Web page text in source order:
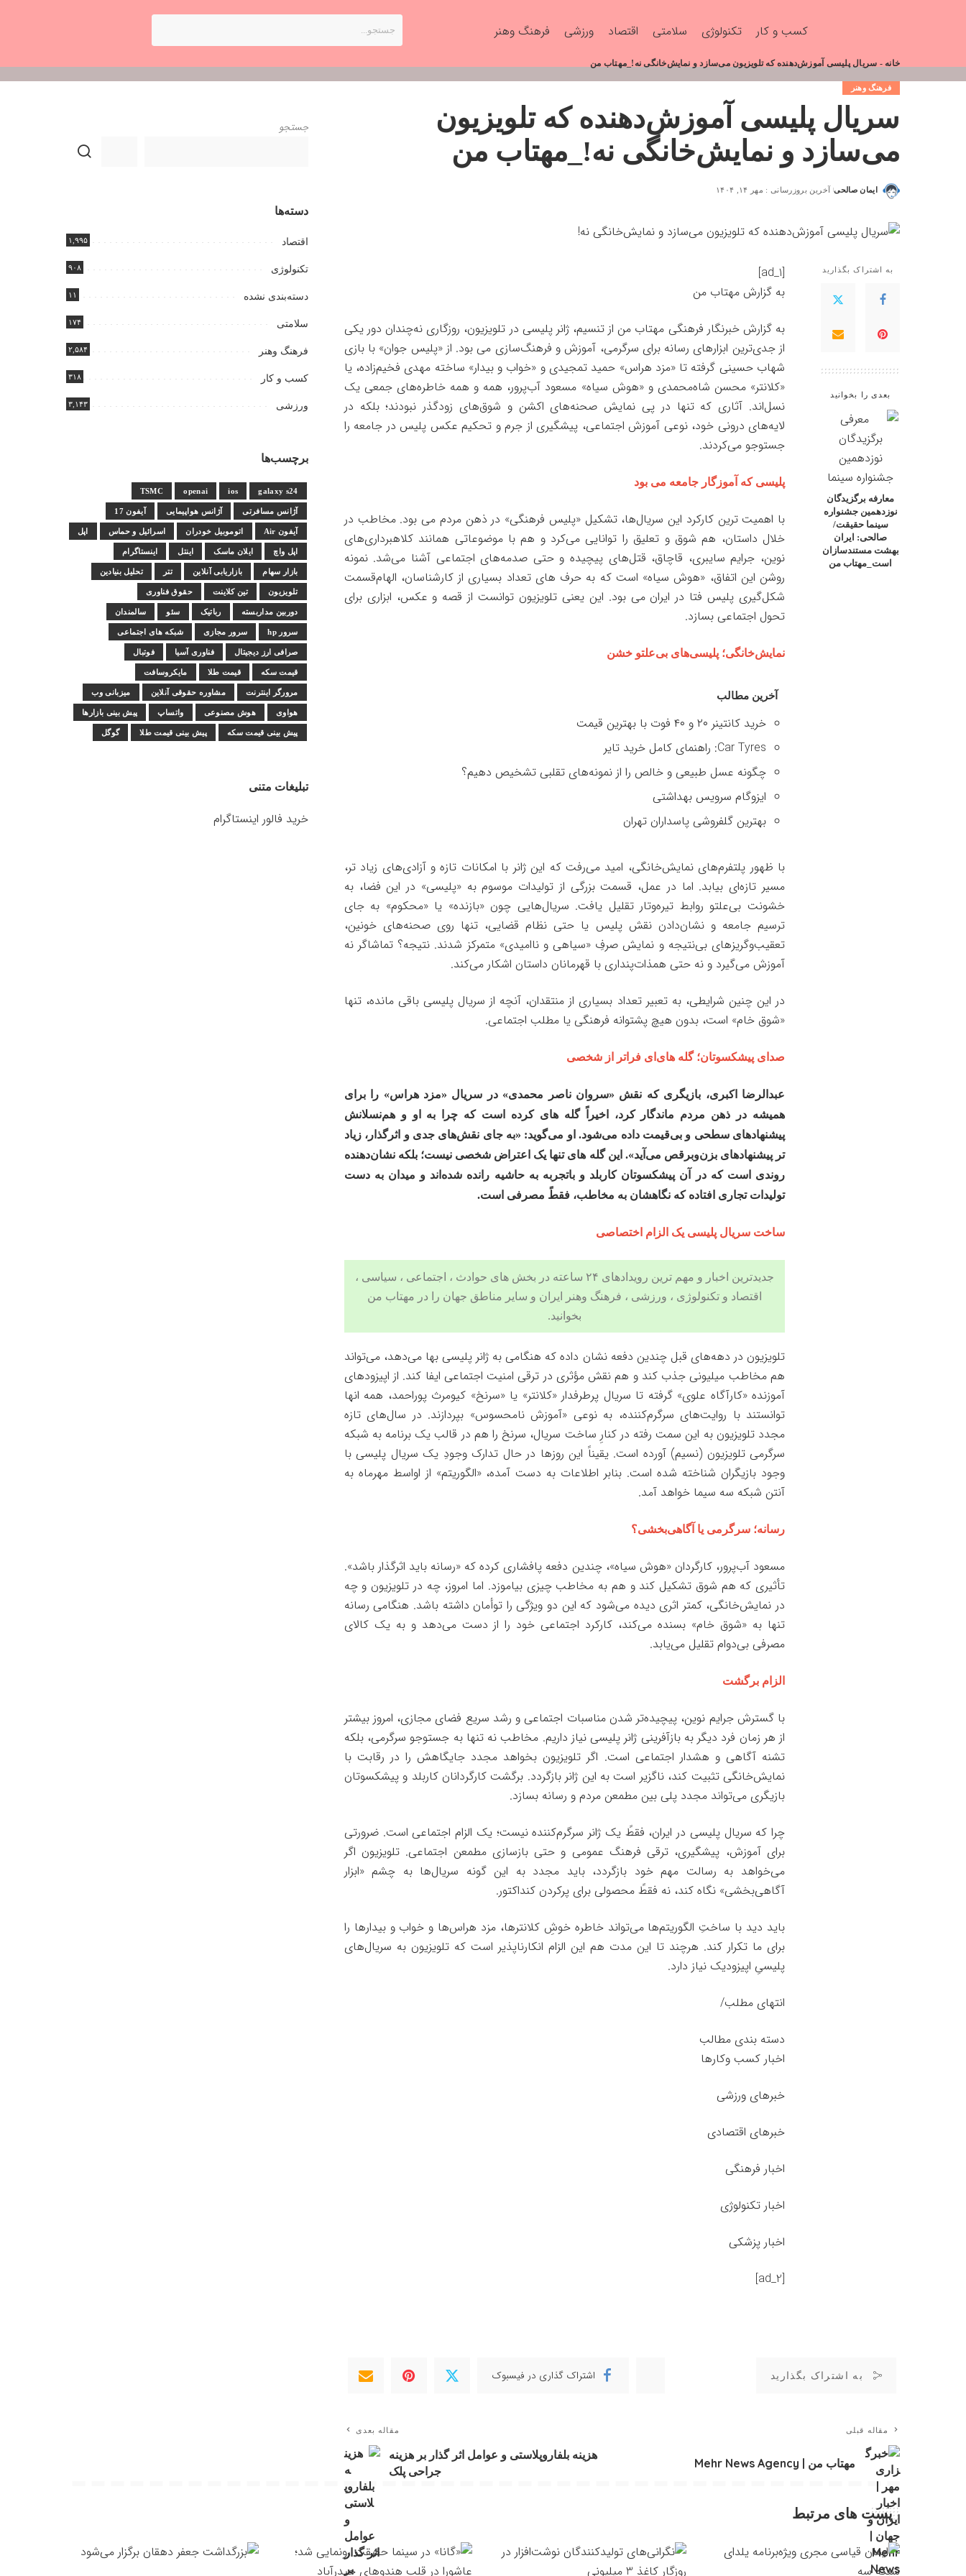
کسب و کار تکنولوژی سلامتی اقتصاد ورزشی فرهنگ وهنر
خانه - سریال پلیسی آموزش‌دهنده که تلویزیون می‌سازد و نمایش‌خانگی نه!_مهتاب من
فرهنگ وهنر
سریال پلیسی آموزش‌دهنده که تلویزیون
می‌سازد و نمایش‌خانگی نه!_مهتاب من
ایمان صالحی آخرین بروزرسانی : مهر ۱۴, ۱۴۰۴
به اشتراک بگذارید
بعدی را بخوانید
معارفه برگزیدگان
نوزدهمین جشنواره
سینما حقیقت/
صالحی: ایران
بهشت مستندسازان
است_مهتاب من
[ad_1]
به گزارش مهتاب من
به گزارش خبرنگار فرهنگی مهتاب مناز تنسیم، ژانر پلیسی در تلویزیون، روزگاری نه‌چندان دور یکی
از جدی‌ترین ابزارهای رسانه برای سرگرمی، آموزش و فرهنگ‌سازی می بود. از «پلیس جوان» با بازی
شهاب حسینی گرفته تا «مزد هراس» حمید تمجیدی و «خواب و بیدار» ساخته مهدی فخیم‌زاده، یا
«کلانتر» محسن شاه‌محمدی و «هوش سیاه» مسعود آب‌پرور، همه و همه خاطره‌های جمعی یک
نسل‌اند. آثاری که تنها در پی نمایش صحنه‌های اکشن و شوق‌های زودگذر نبودند؛ بلکه در
لایه‌های درونی خود، نوعی آموزش اجتماعی، پیشگیری از جرم و تحکیم عکس پلیس در جامعه را
جستوجو می‌کردند.
پلیسی که آموزگار جامعه می بود
با اهمیت ترین کارکرد این سریال‌ها، تشکیل «پلیس فرهنگی» در ذهن مردم می بود. مخاطب در
خلال داستان، هم شوق و تعلیق را توانایی می‌کرد و هم با موضوعاتی همانند کلاهبرداری‌های
نوین، جرایم سایبری، قاچاق، قتل‌های پیچیده و حتی صدمه‌های اجتماعی آشنا می‌شد. نمونه
روشن این اتفاق، «هوش سیاه» است که به حرف های تعداد بسیاری از کارشناسان، الهام‌قسمت
شکل‌گیری پلیس فتا در ایران می بود. این یعنی تلویزیون توانست از قصه و عکس، ابزاری برای
تحول اجتماعی بسازد.
نمایش‌خانگی؛ پلیسی‌های بی‌علتو خشن
آخرین مطالب
خرید کانتینر ۲۰ و ۴۰ فوت با بهترین قیمت
Car Tyres: راهنمای کامل خرید تایر
چگونه عسل طبیعی و خالص را از نمونه‌های تقلبی تشخیص دهیم؟
ایزوگام سرویس بهداشتی
بهترین گلفروشی پاسداران تهران
با ظهور پلتفرم‌های نمایش‌خانگی، امید می‌رفت که این ژانر با امکانات تازه و آزادی‌های زیاد تر،
مسیر تازه‌ای بیابد. اما در عمل، قسمت بزرگی از تولیدات موسوم به «پلیسی» در این فضا، به
خشونت بی‌علتو روابط تیره‌وتار تقلیل یافت. سریال‌هایی چون «بازنده» یا «محکوم» به جای
ترسیم جامعه و نشان‌دادن نقش پلیس یا حتی نظام قضایی، تنها روی صحنه‌های خونین،
تعقیب‌وگریزهای بی‌نتیجه و نمایش صرفِ «سیاهی و ناامیدی» متمرکز شدند. نتیجه؟ تماشاگر نه
آموزش می‌گیرد و نه حتی همذات‌پنداری با قهرمانان داستان اشکار می‌کند.
در این چنین شرایطی، به تعبیر تعداد بسیاری از منتقدان، آنچه از سریال پلیسی باقی مانده، تنها
«شوق خام» است، بدون هیچ پشتوانه فرهنگی یا مطلب اجتماعی.
صدای پیشکسوتان؛ گله های‌ای فراتر از شخصی
عبدالرضا اکبری، بازیگری که نقش «سروان ناصر محمدی» در سریال «مزد هراس» را برای
همیشه در ذهن مردم ماندگار کرد، اخیراً گله های کرده است که چرا به او و هم‌نسلانش
پیشنهادهای سطحی و بی‌قیمت داده می‌شود. او می‌گوید: «به جای نقش‌های جدی و اثرگذار، زیاد
تر پیشنهادهای بزن‌وبرقص می‌آید». این گله های تنها یک اعتراض شخصی نیست؛ بلکه نشان‌دهنده
روندی است که در آن پیشکسوتان کاربلد و باتجربه به حاشیه رانده شده‌اند و میدان به دست
تولیدات تجاری افتاده که نگاهشان به مخاطب، فقطً مصرفی است.
ساخت سریال پلیسی یک الزام اختصاصی
جدیدترین اخبار و مهم ترین رویدادهای ۲۴ ساعته در بخش های حوادث ، اجتماعی ، سیاسی ،
اقتصاد وتکنولوژی ، ورزشی ، فرهنگ وهنر
ایران و سایر مناطق جهان را در مهتاب من
بخوانید.
تلویزیون در دهه‌های قبل چندین دفعه نشان داده که هنگامی به ژانر پلیسی بها می‌دهد، می‌تواند
هم مخاطب میلیونی جذب کند و هم نقش مؤثری در ترقی امنیت اجتماعی ایفا کند. از اپیزودهای
آموزنده «کارآگاه علوی» گرفته تا سریال پرطرفدار «کلانتر» یا «سرنخ» کیومرث پوراحمد، همه انها
توانستند با روایت‌های سرگرم‌کننده، به نوعی «آموزش نامحسوس» بپردازند. در سال‌های تازه
مجدد تلویزیون به این سمت رفته در کنارِ ساخت سریال، سرنخ را هم در قالب یک برنامه به شبکه
سرگرمی تلویزیون (نسیم) آورده است. یقیناً این روزها در حال تدارک وجودِ یک سریال پلیسی با
وجود بازیگران شناخته شده است. بنابر اطلاعات به دست آمده، «الگوریتم» از اواسط مهرماه به
آنتن شبکه سه سیما خواهد آمد.
رسانه؛ سرگرمی یا آگاهی‌بخشی؟
مسعود آب‌پرور، کارگردان «هوش سیاه»، چندین دفعه پافشاری کرده که «رسانه باید اثرگذار باشد».
تأثیری که هم شوق تشکیل کند و هم به مخاطب چیزی بیاموزد. اما امروز، چه در تلویزیون و چه
در نمایش‌خانگی، کمتر اثری دیده می‌شود که این دو ویژگی را توأمان داشته باشد. هنگامی رسانه
تنها به «شوق خام» بسنده می‌کند، کارکرد اجتماعی خود را از دست می‌دهد و به یک کالای
مصرفی بی‌دوام تقلیل می‌یابد.
الزام برگشت
با گسترش جرایم نوین، پیچیده‌تر شدن مناسبات اجتماعی و رشد سریع فضای مجازی، امروز بیشتر
از هر زمان فرد دیگر به بازآفرینی ژانر پلیسی نیاز داریم. مخاطب نه تنها به جستوجو سرگرمی، بلکه
تشنه آگاهی و هشدار اجتماعی است. اگر تلویزیون بخواهد مجدد جایگاهش را در رقابت با
نمایش‌خانگی تثبیت کند، ناگزیر است به این ژانر بازگردد. برگشت کارگردانان کاربلد و پیشکسوتان
بازیگری می‌تواند مجدد پلی بین مطمعن مردم و رسانه بسازد.
چرا که سریال پلیسی در ایران، فقطً یک ژانر سرگرم‌کننده نیست؛ یک الزام اجتماعی است. ضرورتی
برای آموزش، پیشگیری، ترقی فرهنگ عمومی و حتی بازسازی مطمعن اجتماعی. تلویزیون اگر
می‌خواهد به رسالت مهم خود بازگردد، باید مجدد به این گونه سریال‌ها به چشم «ابزار
آگاهی‌بخشی» نگاه کند، نه فقطً محصولی برای پرکردن کنداکتور.
باید دید با ساختِ الگوریتم‌ها می‌تواند خاطره خوشِ کلانترها، مزد هراس‌ها و خواب و بیدارها را
برای ما تکرار کند. هرچند تا این مدت هم این الزام انکارناپذیر است که تلویزیون به سریال‌های
پلیسیِ اپیزودیک نیاز دارد.
انتهای مطلب/
دسته بندی مطالب
اخبار کسب وکارها
خبرهای ورزشی
خبرهای اقتصادی
اخبار فرهنگی
اخبار تکنولوژی
اخبار پزشکی
[ad_2]
به اشتراک بگذارید اشتراک گذاری در فیسبوک
مقاله قبلی
مهتاب من | Mehr News Agency
مقاله بعدی
هزینه بلفاروپلاستی و عوامل اثر گذار بر هزینه
جراحی پلک
جستجو
دسته‌ها
اقتصاد ۱,۹۹۵
تکنولوژی ۹۰۸
دسته‌بندی نشده ۱۱
سلامتی ۱۷۴
فرهنگ وهنر ۲,۵۸۴
کسب و کار ۳۱۸
ورزشی ۳,۱۴۳
برچسب‌ها
galaxy s24
ios
openai
TSMC
آژانس مسافرتی آژانس هواپیمایی آیفون 17
آیفون Air اتوموبیل خودران اسرائیل و حماس اپل
اپل واچ ایلان ماسک اینتل اینستاگرام
بازار سهام بازاریابی آنلاین تتر تحلیل بنیادین
تلویزیون تین کلاینت حقوق فناوری
دوربین مداربسته رباتیک سئو سالمندان
سرور hp سرور مجازی شبکه های اجتماعی
صرافی ارز دیجیتال فناوری آسیا فوتبال
قیمت سکه قیمت طلا مایکروسافت
مرورگر اینترنت مشاوره حقوقی آنلاین میزبانی وب
هواوی هوش مصنوعی واتساپ پیش بینی بازارها
پیش بینی قیمت سکه پیش بینی قیمت طلا گوگل
تبلیغات متنی
خرید فالور اینستاگرام
پست های مرتبط